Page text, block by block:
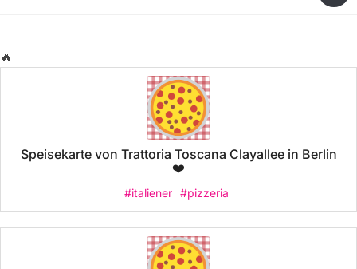
🔥
Speisekarte von Trattoria Toscana Clayallee in Berlin
❤️
#italiener #pizzeria